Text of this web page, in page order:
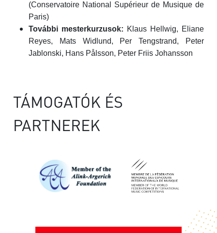
(Conservatoire National Supérieur de Musique de
Paris)
További mesterkurzusok: Klaus Hellwig, Eliane
Reyes, Mats Widlund, Per Tengstrand, Peter
Jablonski, Hans Pålsson, Peter Friis Johansson
TÁMOGATÓK ÉS
PARTNEREK